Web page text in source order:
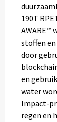
190T
AWARE™
stoffen
door
en
water
Impact-
regen en